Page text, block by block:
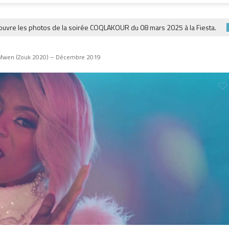
photos de la soirée COQLAKOUR du 08 mars 2025 à la Fiesta.
(Zouk 2020) – Décembre 2019